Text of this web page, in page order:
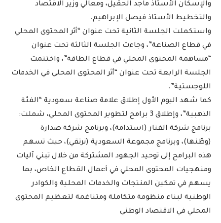
والإسكان الأستاذ ماجد الحقيل، ومعالي وزير الاقتصاد
والتخطيط الأستاذ فيصل الإبراهيم.
واستكملت الجلسة الثانية تحت عنوان “أثر المحتوى المحلي
في قطاع الصناعة”، وجاءت الجلسة الثالثة تحت عنوان
“مساهمة المحتوى المحلي في قطاع الطاقة”، واختتمت
الجلسة الرابعة تحت عنوان “أثر المحتوى المحلي في الخدمات
اللوجستية”.
كما شهد اليوم الأول إطلاق علامة صناعة سعودية “الفئة
الذهبية”، وإطلاق 3 برامج لتطوير المحتوى المحلي، شملت:
برنامج شركة الفنار (استدامة)، وبرنامج شركة صدارة
(وطّنها)، وبرنامج مجموعة السعودية (نرتقي)، حيث تسهم
هذه البرامج إلى توحيد الجهود المشتركة من خلال تبني آليات
ومنهجيات المحتوى المحلي في أعمال القطاع الخاص، بما
يسهم في تمكين المنتجات والخدمات المحلية والكوادر
الوطنية لبناء منظومة متكاملة ومتناغمة لتعظيم المحتوى
المحلي في الاقتصاد الوطني